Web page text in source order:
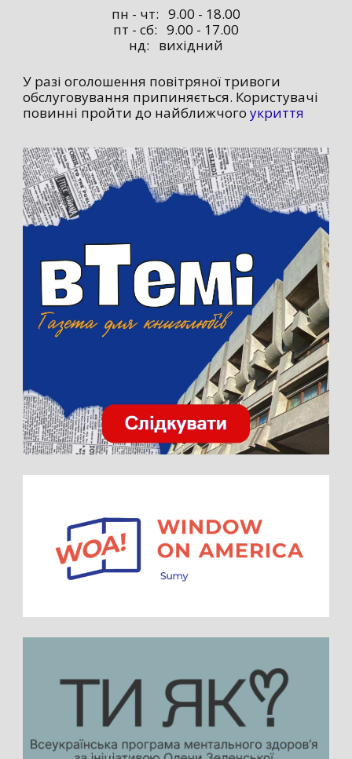
пн - чт: 9.00 - 18.00
пт - сб: 9.00 - 17.00
нд: вихідний
У разі оголошення повітряної тривоги
обслуговування припиняється. Користувачі
повинні пройти до найближчого укриття